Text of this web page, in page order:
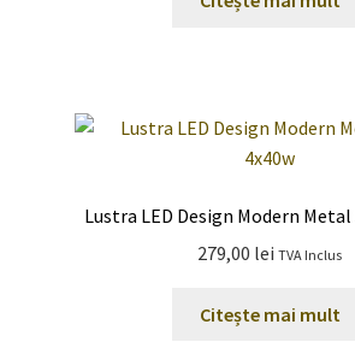
Lustra LED Design Modern
279,00 lei TVA Inclus
Citește mai mult